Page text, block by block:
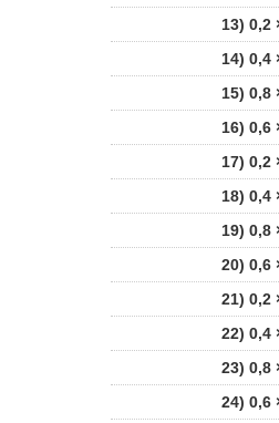
13) 0,2
14) 0,4
15) 0,8
16) 0,6
17) 0,2
18) 0,4
19) 0,8
20) 0,6
21) 0,2
22) 0,4
23) 0,8
24) 0,6